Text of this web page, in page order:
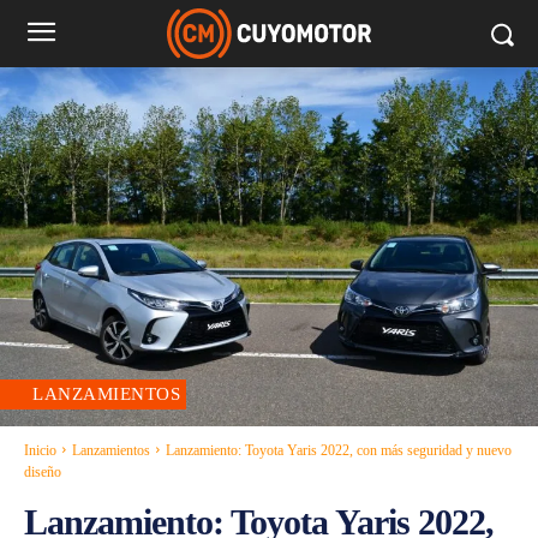
LANZAMIENTOS
Inicio Lanzamientos
Lanzamiento: Toyota Yaris 2022, con más seguridad y nuevo
diseño
Lanzamiento: Toyota Yaris 2022,